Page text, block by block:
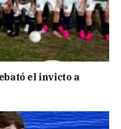
el invicto a